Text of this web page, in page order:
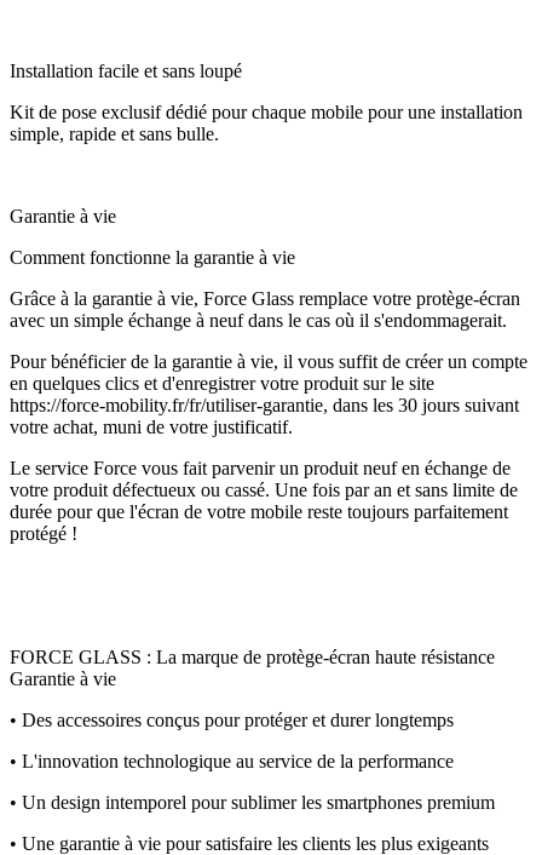
Installation facile et sans loupé
Kit de pose exclusif dédié pour chaque mobile pour une installation
simple, rapide et sans bulle.
Garantie à vie
Comment fonctionne la garantie à vie
Grâce à la garantie à vie, Force Glass remplace votre protège-écran
avec un simple échange à neuf dans le cas où il s'endommagerait.
Pour bénéficier de la garantie à vie, il vous suffit de créer un compte
en quelques clics et d'enregistrer votre produit sur le site
https://force-mobility.fr/fr/utiliser-garantie, dans les 30 jours suivant
votre achat, muni de votre justificatif.
Le service Force vous fait parvenir un produit neuf en échange de
votre produit défectueux ou cassé. Une fois par an et sans limite de
durée pour que l'écran de votre mobile reste toujours parfaitement
protégé !
FORCE GLASS : La marque de protège-écran haute résistance
Garantie à vie
• Des accessoires conçus pour protéger et durer longtemps
• L'innovation technologique au service de la performance
• Un design intemporel pour sublimer les smartphones premium
• Une garantie à vie pour satisfaire les clients les plus exigeants